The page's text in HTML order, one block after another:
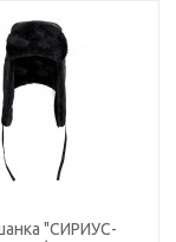
"СИРИУС-